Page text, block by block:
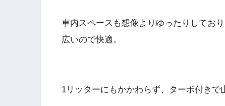
車内スペースも想像よりゆったりしてお
広いので快適。
1リッターにもかかわらず、ターボ付きで